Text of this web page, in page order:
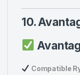
10.
Compatible